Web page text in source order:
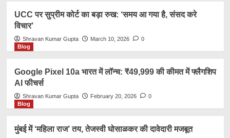
UCC पर सुप्रीम कोर्ट का बड़ा रुख: ‘समय आ गया है, संसद करे
विचार’
Shravan Kumar Gupta March 10, 2026
0
Blog
Google Pixel 10a भारत में लॉन्च: ₹49,999 की कीमत में फ्लैगशिप
AI फीचर्स
Shravan Kumar Gupta February 20, 2026
0
Blog
मुंबई में ‘महिला राज’ तय, तेजस्वी घोसाळकर की दावेदारी मजबूत